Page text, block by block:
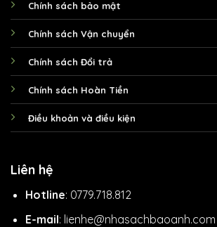
Chính sách bảo mật
Chính sách Vận chuyển
Chính sách Đổi trả
Chính sách Hoàn Tiền
Điều khoản và điều kiện
Liên hệ
Hotline: 0779.718.812
E-mail: lienhe@nhasachbaoanh.com